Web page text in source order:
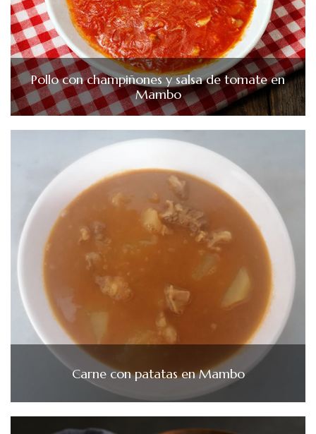
Pollo con champiñones y salsa de tomate en
Mambo
Carne con patatas en Mambo